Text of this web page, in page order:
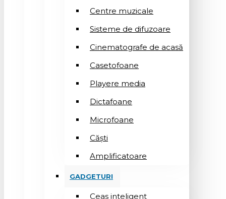
Centre muzicale
Sisteme de difuzoare
Cinematografe de acasă
Casetofoane
Playere media
Dictafoane
Microfoane
Căşti
Amplificatoare
GADGETURI
Ceas inteligent